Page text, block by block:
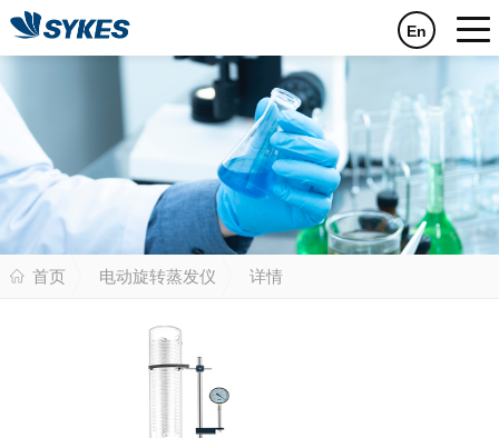
En
首页 电动旋转蒸发仪 详情